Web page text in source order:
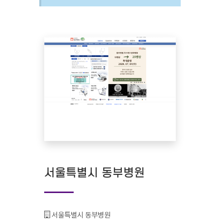
서울특별시 동부병원
기관명 :
서울특별시 동부병원